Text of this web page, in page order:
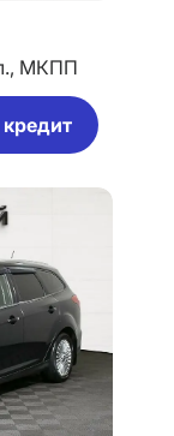
МКПП
кредит